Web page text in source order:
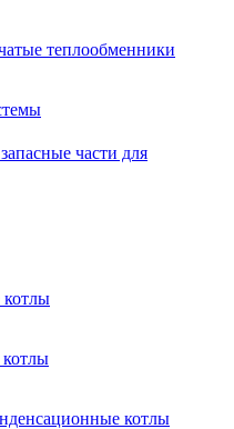
теплообменники
части для
котлы
котлы